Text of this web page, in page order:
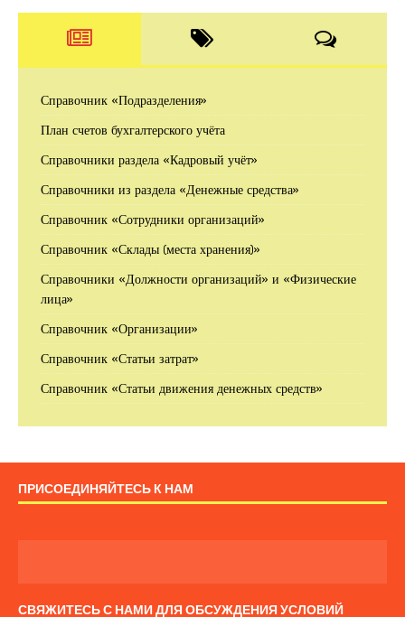
Справочник «Подразделения»
План счетов бухгалтерского учёта
Справочники раздела «Кадровый учёт»
Справочники из раздела «Денежные средства»
Справочник «Сотрудники организаций»
Справочник «Склады (места хранения)»
Справочники «Должности организаций» и «Физические
лица»
Справочник «Организации»
Справочник «Статьи затрат»
Справочник «Статьи движения денежных средств»
ПРИСОЕДИНЯЙТЕСЬ К НАМ
СВЯЖИТЕСЬ С НАМИ ДЛЯ ОБСУЖДЕНИЯ УСЛОВИЙ